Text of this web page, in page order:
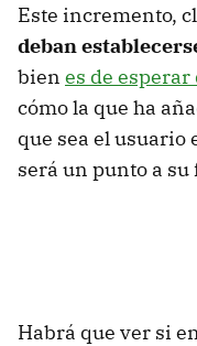
Este incremento,
deban
bien es de esperar
cómo la que ha
que sea el
será un punto a su
Habrá que ver si